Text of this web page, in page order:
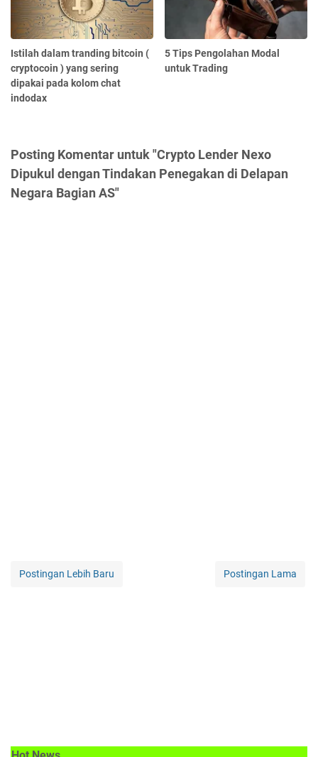
Istilah dalam tranding bitcoin (
cryptocoin ) yang sering
dipakai pada kolom chat
indodax
5 Tips Pengolahan Modal
untuk Trading
Posting Komentar untuk "Crypto Lender Nexo
Dipukul dengan Tindakan Penegakan di Delapan
Negara Bagian AS"
Postingan Lebih Baru Postingan Lama